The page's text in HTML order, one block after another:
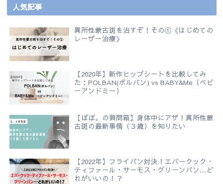
人気記事
異所性蒙古斑を治すぞ！その①《はじめての
レーザー治療》
【2020年】新作ヒップシートを比較してみ
た：POLBAN(ポルバン) vs BABY&Me（ベビ
ーアンドミー）
【ぽぽ。の質問箱】身体中にアザ！異所性蒙
古斑の最新事情（３歳）を知りたい
【2022年】フライパン対決！エバークック・
ティファール・サーモス・グリーンパン…ど
れがいいの！？